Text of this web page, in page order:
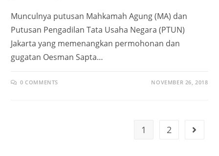
Munculnya putusan Mahkamah Agung (MA) dan
Putusan Pengadilan Tata Usaha Negara (PTUN)
Jakarta yang memenangkan permohonan dan
gugatan Oesman Sapta…
0 COMMENTS NOVEMBER 26, 2018
1 2